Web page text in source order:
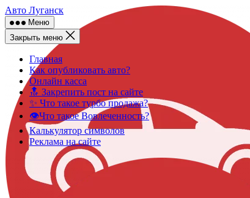
Skip
to
content
Авто Луганск
Меню
Закрыть меню
Главная
Как опубликовать авто?
Онлайн касса
🔝 Закрепить пост на сайте
✨ Что такое турбо продажа?
👁️Что такое Вовлеченность?
Калькулятор символов
Реклама на сайте